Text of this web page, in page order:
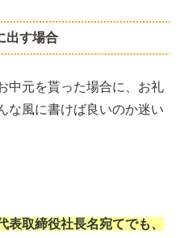
出す場合
中元を貰った場合に、お礼
な風に書けば良いのか迷い
取締役社長名宛てでも、